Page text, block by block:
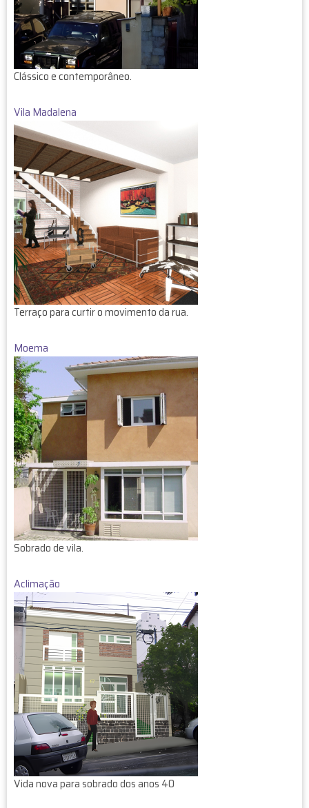
Clássico e contemporâneo.
Vila Madalena
Terraço para curtir o movimento da rua.
Moema
Sobrado de vila.
Aclimação
Vida nova para sobrado dos anos 40